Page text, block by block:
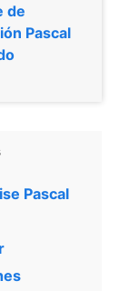
de
Pascal
Pascal